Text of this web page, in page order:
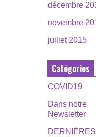
décembre
novembre
juillet 2015
Catégories
COVID19
Dans notre
Newsletter
DERNIÈRES